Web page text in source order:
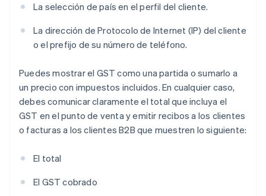
La selección de país en el perfil del cliente.
La dirección de Protocolo de Internet (IP) del cliente
o el prefijo de su número de teléfono.
Puedes mostrar el GST como una partida o sumarlo a
un precio con impuestos incluidos. En cualquier caso,
debes comunicar claramente el total que incluya el
GST en el punto de venta y emitir recibos a los clientes
o facturas a los clientes B2B que muestren lo siguiente:
El total
El GST cobrado